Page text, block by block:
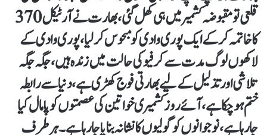
قلعی تو مقبوضہ کشمیر میں ہی کھل گئی، بھارت نے آرٹیکل 370
کا خاتمہ کرکے ایک پوری وادی کو مبحوس کرلیا، پوری وادی کے
لاکھوں لوگ مدت سے کرفیو کی حالت میں زندہ ہیں، جگہ جگہ
تلاشی اور تذلیل کے لیے بھارتی فوج کھڑی ہے، دنیا سے رابطہ
ختم ہو چکا ہے، آئے روز کشمیری خواتین کی عصمتوں کو پامال کیا
جا رہا ہے، نوجوانوں کو گولیوں کا نشانہ بنایا جا رہا ہے۔ ہر طرف